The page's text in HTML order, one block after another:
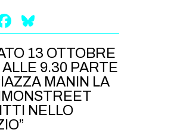
Facebook
13 OTTOBRE
ALLE 9.30 PARTE
MANIN LA
NELLO